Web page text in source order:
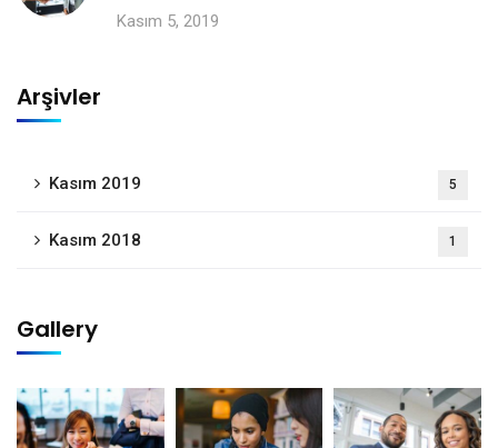
Kasım 5, 2019
Arşivler
Kasım 2019 5
Kasım 2018 1
Gallery